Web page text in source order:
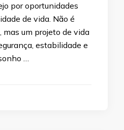
por oportunidades
de vida. Não é
mas um projeto de vida
estabilidade e
…